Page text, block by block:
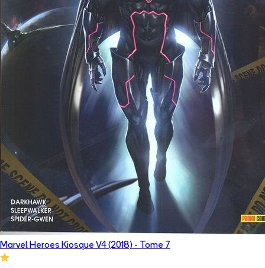
Marvel Heroes Kiosque V4 (2018) - Tome 7